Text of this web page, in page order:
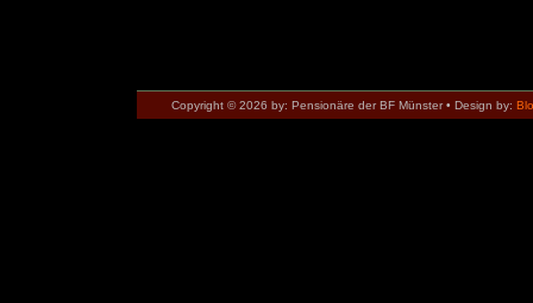
Copyright © 2026 by: Pensionäre der BF Münster • Design by: